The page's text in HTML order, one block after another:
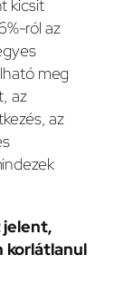
kicsit
ról az
meg
az
az
jelent,
korlátlanul